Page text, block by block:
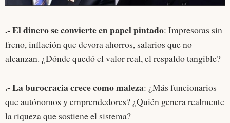
.- El dinero se convierte en papel pintado: Impresoras sin
freno, inflación que devora ahorros, salarios que no
alcanzan. ¿Dónde quedó el valor real, el respaldo tangible?
.- La burocracia crece como maleza: ¿Más funcionarios
que autónomos y emprendedores? ¿Quién genera realmente
la riqueza que sostiene el sistema?